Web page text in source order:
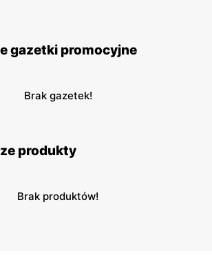
gazetki promocyjne
Brak gazetek!
produkty
Brak produktów!